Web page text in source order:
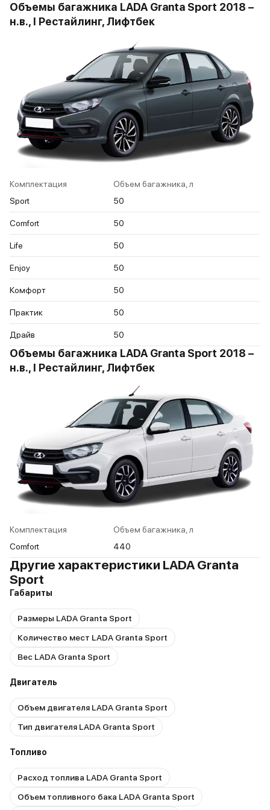
Объемы багажника LADA Granta Sport 2018 –
н.в., I Рестайлинг, Лифтбек
Комплектация
Объем багажника, л
Sport
50
Comfort 50
Life 50
Enjoy 50
Комфорт 50
Практик 50
Драйв 50
Объемы багажника LADA Granta Sport 2018 –
н.в., I Рестайлинг, Лифтбек
Комплектация
Объем багажника, л
Comfort
440
Другие характеристики LADA Granta
Sport
Габариты
Размеры LADA Granta Sport
Количество мест LADA Granta Sport
Вес LADA Granta Sport
Двигатель
Объем двигателя LADA Granta Sport
Тип двигателя LADA Granta Sport
Топливо
Расход топлива LADA Granta Sport
Объем топливного бака LADA Granta Sport